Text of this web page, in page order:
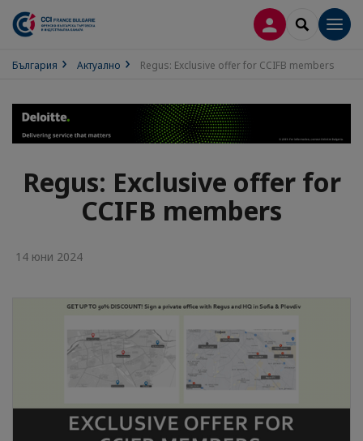
ВХОД ВSEARCH
България Актуално Regus: Exclusive offer for CCIFB members
Regus: Exclusive offer for
CCIFB members
14 юни 2024